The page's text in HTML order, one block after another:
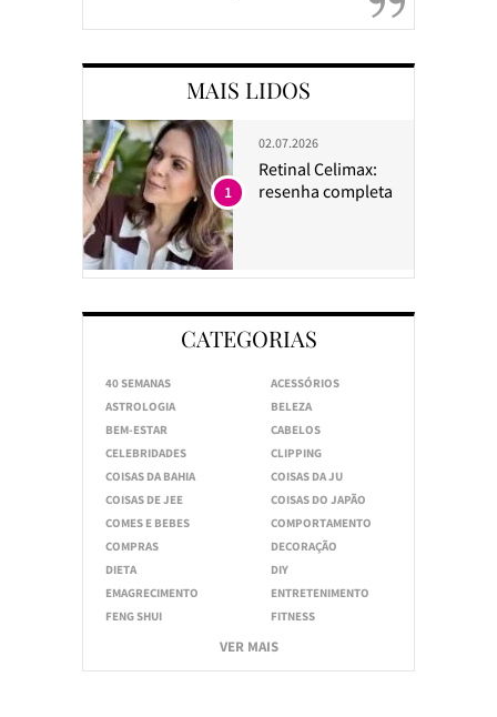
MAIS LIDOS
02.07.2026
Retinal Celimax:
resenha completa
1
CATEGORIAS
40 SEMANAS
ACESSÓRIOS
ASTROLOGIA
BELEZA
BEM-ESTAR
CABELOS
CELEBRIDADES
CLIPPING
COISAS DA BAHIA
COISAS DA JU
COISAS DE JEE
COISAS DO JAPÃO
COMES E BEBES
COMPORTAMENTO
COMPRAS
DECORAÇÃO
DIETA
DIY
EMAGRECIMENTO
ENTRETENIMENTO
FENG SHUI
FITNESS
VER MAIS